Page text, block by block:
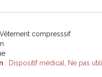
la lymphologie :
hypertrophiques, des
chimique ou
compresssif
: Dispositif médical, Ne pas